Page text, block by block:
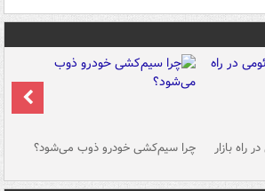
راه بازار چرا سیم‌کشی خودرو ذوب می‌شود؟